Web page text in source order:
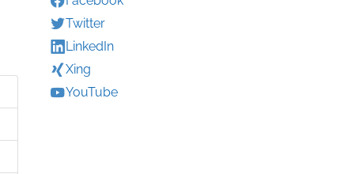
Twitter
LinkedIn
Xing
YouTube